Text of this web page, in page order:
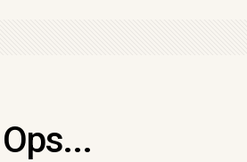
Ops...